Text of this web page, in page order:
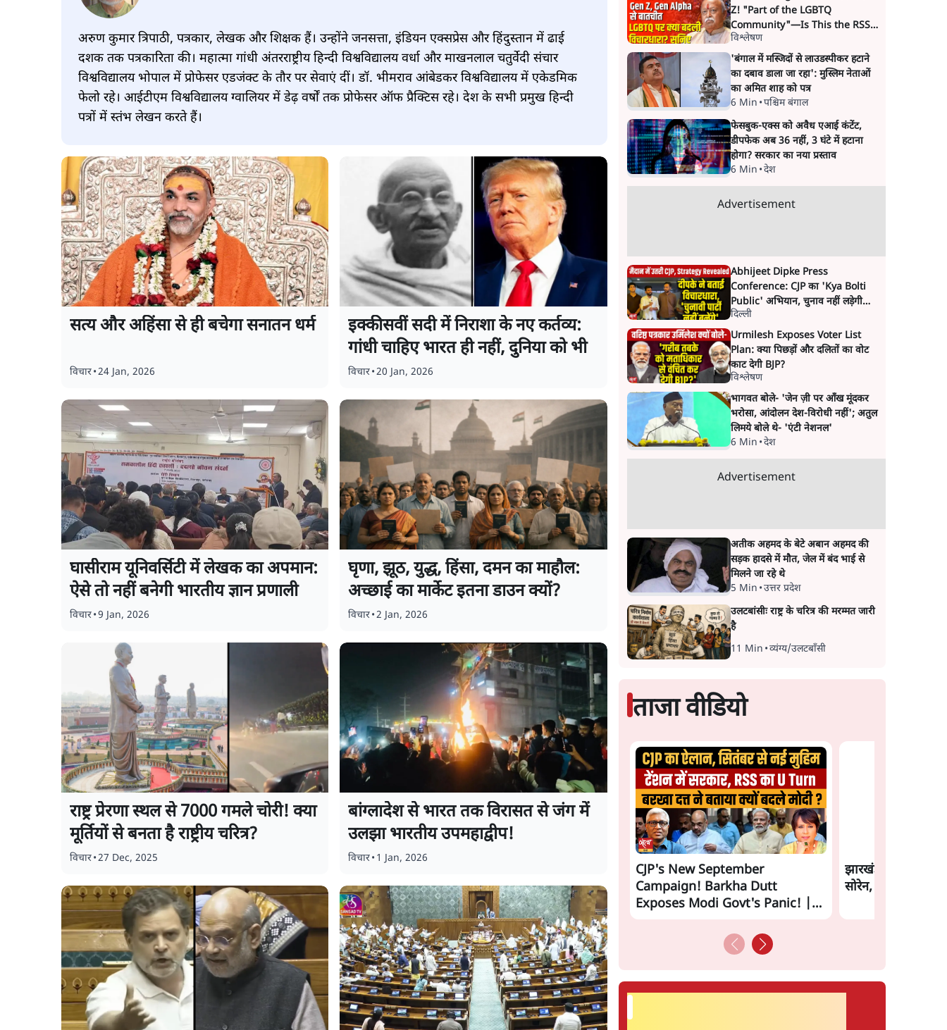
अरुण कुमार त्रिपाठी, पत्रकार, लेखक और शिक्षक हैं। उन्होंने जनसत्ता, इंडियन एक्सप्रेस और हिंदुस्तान में ढाई
दशक तक पत्रकारिता की। महात्मा गांधी अंतरराष्ट्रीय हिन्दी विश्वविद्यालय वर्धा और माखनलाल चतुर्वेदी संचार
विश्वविद्यालय भोपाल में प्रोफेसर एडजंक्ट के तौर पर सेवाएं दीं। डॉ. भीमराव आंबेडकर विश्वविद्यालय में एकेडमिक
फेलो रहे। आईटीएम विश्वविद्यालय ग्वालियर में डेढ़ वर्षों तक प्रोफेसर ऑफ प्रैक्टिस रहे। देश के सभी प्रमुख हिन्दी
पत्रों में स्तंभ लेखन करते हैं।
सत्य और अहिंसा से ही बचेगा सनातन धर्म
विचार•24 Jan, 2026
इक्कीसवीं सदी में निराशा के नए कर्तव्य:
गांधी चाहिए भारत ही नहीं, दुनिया को भी
विचार•20 Jan, 2026
घासीराम यूनिवर्सिटी में लेखक का अपमान:
ऐसे तो नहीं बनेगी भारतीय ज्ञान प्रणाली
विचार•9 Jan, 2026
घृणा, झूठ, युद्ध, हिंसा, दमन का माहौल:
अच्छाई का मार्केट इतना डाउन क्यों?
विचार•2 Jan, 2026
राष्ट्र प्रेरणा स्थल से 7000 गमले चोरी! क्या
मूर्तियों से बनता है राष्ट्रीय चरित्र?
विचार•27 Dec, 2025
बांग्लादेश से भारत तक विरासत से जंग में
उलझा भारतीय उपमहाद्वीप!
विचार• 1 Jan, 2026
Z! "Part of the LGBTQ
Community"—Is This the RSS's
New Move?
विश्लेषण
'बंगाल में मस्जिदों से लाउडस्पीकर हटाने
का दबाव डाला जा रहा': मुस्लिम नेताओं
का अमित शाह को पत्र
6 Min •पश्चिम बंगाल
फेसबुक-एक्स को अवैध एआई कंटेंट,
डीपफेक अब 36 नहीं, 3 घंटे में हटाना
होगा? सरकार का नया प्रस्ताव
6 Min •देश
Advertisement
Abhijeet Dipke Press
Conference: CJP का 'Kya Bolti
Public' अभियान, चुनाव नहीं लड़ेगी
CJP!
दिल्ली
Urmilesh Exposes Voter List
Plan: क्या पिछड़ों और दलितों का वोट
काट देगी BJP?
विश्लेषण
भागवत बोले- 'जेन ज़ी पर आँख मूंदकर
भरोसा, आंदोलन देश-विरोधी नहीं'; अतुल
लिमये बोले थे- 'एंटी नेशनल'
6 Min •देश
Advertisement
अतीक अहमद के बेटे अबान अहमद की
सड़क हादसे में मौत, जेल में बंद भाई से
मिलने जा रहे थे
5 Min •उत्तर प्रदेश
उलटबांसीः राष्ट्र के चरित्र की मरम्मत जारी
है
11 Min •व्यंग्य/उलटबाँसी
ताजा वीडियो
CJP's New September
Campaign! Barkha Dutt
Exposes Modi Govt's Panic! |
झारखंड छात्र
सोरेन, समझौता होने
सर्वाधिक पढ़ी गयी खबरें